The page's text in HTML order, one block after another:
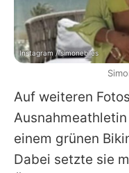
Auf weiteren
einem grünen
Dabei setzte sie
Instagram / simonebiles